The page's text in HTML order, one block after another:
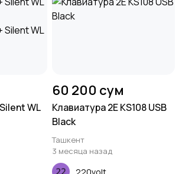
WL
60 200 сум
Клавиатура 2E KS108 USB
Black
Ташкент
3 месяца назад
220volt